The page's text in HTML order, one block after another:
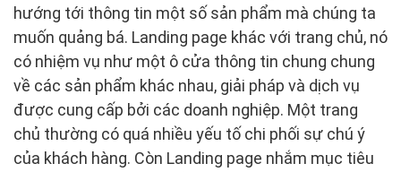
hướng tới thông tin một số sản phẩm mà chúng ta
muốn quảng bá. Landing page khác với trang chủ, nó
có nhiệm vụ như một ô cửa thông tin chung chung
về các sản phẩm khác nhau, giải pháp và dịch vụ
được cung cấp bởi các doanh nghiệp. Một trang
chủ thường có quá nhiều yếu tố chi phối sự chú ý
của khách hàng. Còn Landing page nhắm mục tiêu